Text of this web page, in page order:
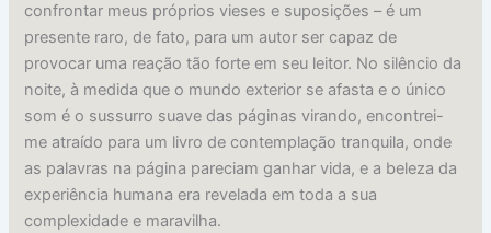
confrontar meus próprios vieses e suposições – é um
presente raro, de fato, para um autor ser capaz de
provocar uma reação tão forte em seu leitor. No silêncio da
noite, à medida que o mundo exterior se afasta e o único
som é o sussurro suave das páginas virando, encontrei-
me atraído para um livro de contemplação tranquila, onde
as palavras na página pareciam ganhar vida, e a beleza da
experiência humana era revelada em toda a sua
complexidade e maravilha.